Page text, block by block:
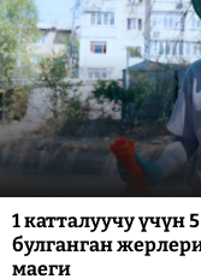
1 катталуучу
булганган
маеги